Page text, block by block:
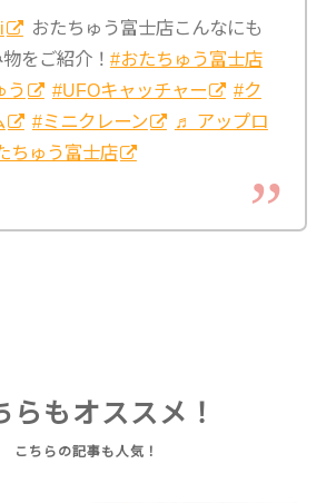
おたちゅう富士店こんなにも
をご紹介！ #おたちゅう富士店
う
#UFOキャッチャー
#ク
#ミニクレーン
♬ アップロ
ちゅう富士店
らもオススメ！